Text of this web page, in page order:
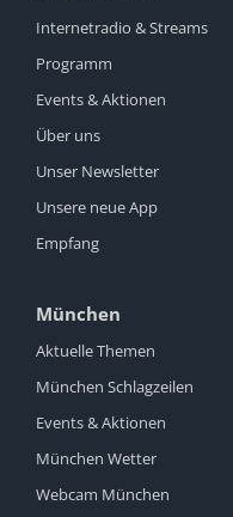
Internetradio & Streams
Programm
Events & Aktionen
Über uns
Unser Newsletter
Unsere neue App
Empfang
München
Aktuelle Themen
München Schlagzeilen
Events & Aktionen
München Wetter
Webcam München